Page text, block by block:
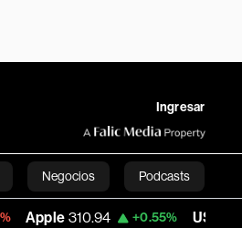
Ingresar
Negocios Podcasts
310.94 +0.55% USD COP 3,175.95